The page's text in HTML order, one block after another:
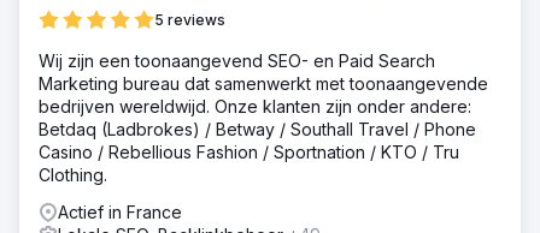
Oplossing
project 'South Bay Driving School' over de afgelopen 24
maanden, van september 2021 tot en met september
2023, geanalyseerd en gewerkt aan GMB, On page SEO,
Off page SEO en technische SEO. Ook hebben we
nieuwe strategieën ontwikkeld om het doel te bereiken.
Resultaat
De website heeft nu een belangrijke mijlpaal bereikt door
5 reviews
Wij zijn een toonaangevend SEO- en Paid Search
Marketing bureau dat samenwerkt met toonaangevende
bedrijven wereldwijd. Onze klanten zijn onder andere:
Betdaq (Ladbrokes) / Betway / Southall Travel / Phone
Casino / Rebellious Fashion / Sportnation / KTO / Tru
Clothing.
Actief in France